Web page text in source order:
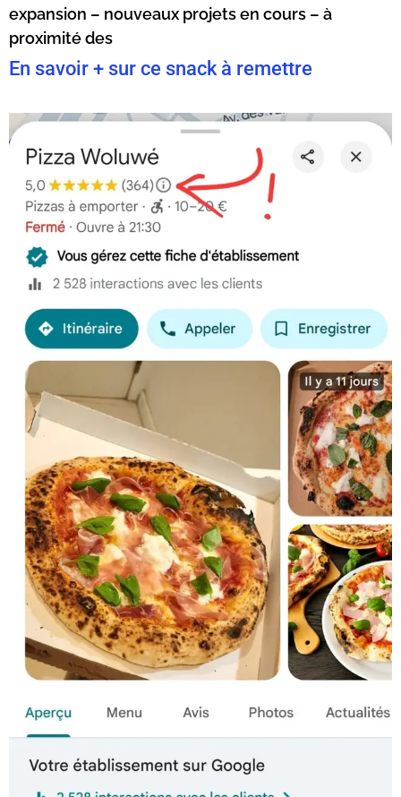
expansion – nouveaux projets en cours – à
proximité des
En savoir + sur ce snack à remettre